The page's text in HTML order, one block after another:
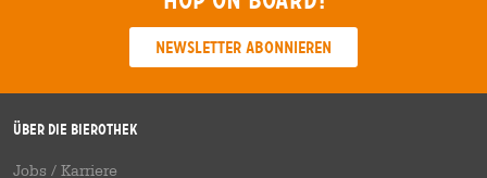
Newsletter abonnieren
Über die Bierothek
Jobs / Karriere